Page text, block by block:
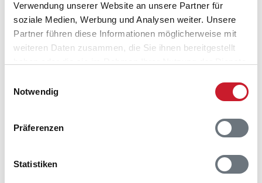
Verwendung unserer Website an unsere Partner für
soziale Medien, Werbung und Analysen weiter. Unsere
Partner führen diese Informationen möglicherweise mit
weiteren Daten zusammen, die Sie ihnen bereitgestellt
Notwendig
Präferenzen
Statistiken
Adresse
Ferienhaus LN2019
Kragekæret 17
Tornby Strand
9850 Hirtshals